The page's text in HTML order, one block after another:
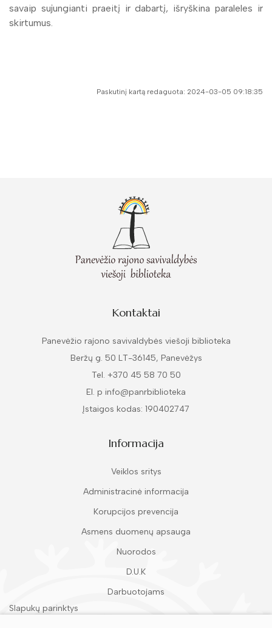
savaip sujungianti praeitį ir dabartį, išryškina paraleles ir
skirtumus.
Paskutinį kartą redaguota: 2024-03-05 09:18:35
Kontaktai
Panevėžio rajono savivaldybės viešoji biblioteka
Beržų g. 50 LT-36145, Panevėžys
Tel. +370 45 58 70 50
El. p info@panrbiblioteka
Įstaigos kodas: 190402747
Informacija
Veiklos sritys
Administracinė informacija
Korupcijos prevencija
Asmens duomenų apsauga
Nuorodos
D.U.K
Darbuotojams
Slapukų parinktys